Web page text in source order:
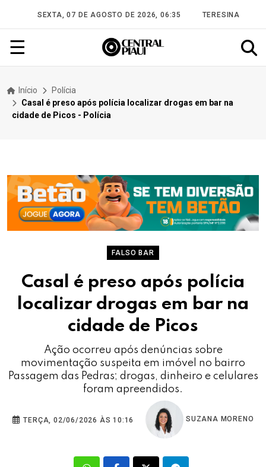
SEXTA, 07 DE AGOSTO DE 2026, 06:35 TERESINA
☰
Início
Polícia
Casal é preso após polícia localizar drogas em bar na
cidade de Picos - Polícia
FALSO BAR
Casal é preso após polícia
localizar drogas em bar na
cidade de Picos
Ação ocorreu após denúncias sobre
movimentação suspeita em imóvel no bairro
Passagem das Pedras; drogas, dinheiro e celulares
foram apreendidos.
TERÇA, 02/06/2026 ÀS 10:16 SUZANA MORENO